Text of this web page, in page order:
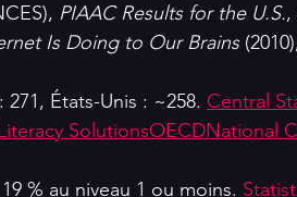
PIAAC Results for the U.S.,
Is Doing to Our Brains
États-Unis : ~258. Central
SolutionsOECDNational
% au niveau 1 ou moins.